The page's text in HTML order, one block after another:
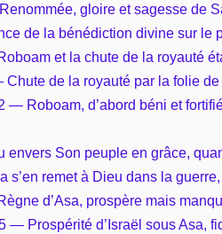
gloire et sagesse de
de la bénédiction divine sur le
et la chute de la royauté
de la royauté par la folie
— Roboam, d’abord béni et
envers Son peuple en grâce,
s’en remet à Dieu dans la guerre,
d’Asa, prospère mais
— Prospérité d’Israël sous Asa,